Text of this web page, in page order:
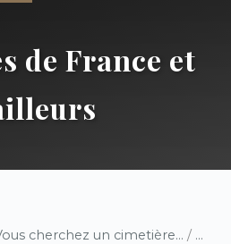
de France et
cherchez un cimetière... / ...